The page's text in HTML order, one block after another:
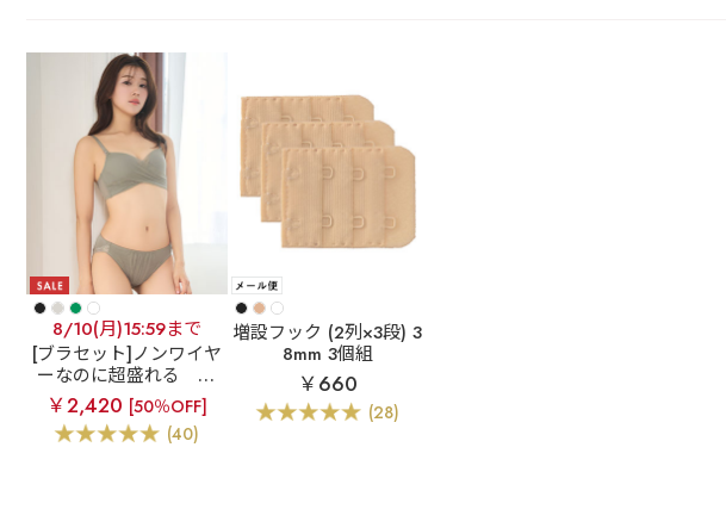
8/10(月)15:59まで
[ブラセット]ノンワイヤ
ーなのに超盛れる
チ
ュールオーバーラップ
ノンワイヤー 超盛ブラ
(R) ブラジャー&ショー
￥2,420 [50％OFF]
(40)
増設フック (2列×3段) 3
8mm 3個組
￥660
(28)